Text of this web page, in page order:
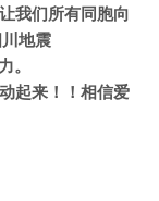
我们所有同胞向
地震
。
起来！！相信爱